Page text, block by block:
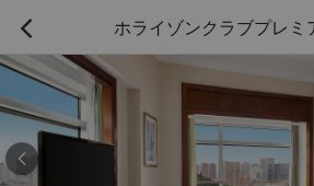
 ホライゾンクラブプレミ
